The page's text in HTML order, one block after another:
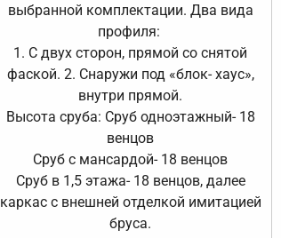
выбранной комплектации. Два вида
профиля:
1. С двух сторон, прямой со снятой
фаской. 2. Снаружи под «блок- хаус»,
внутри прямой.
Высота сруба: Сруб одноэтажный- 18
венцов
Сруб с мансардой- 18 венцов
Сруб в 1,5 этажа- 18 венцов, далее
каркас с внешней отделкой имитацией
бруса.